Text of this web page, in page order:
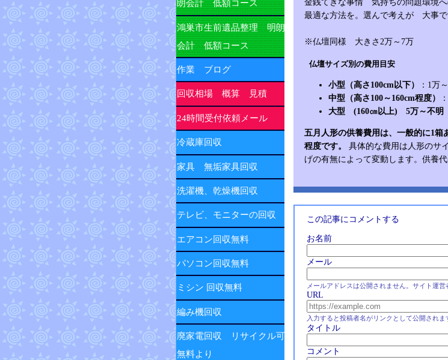
金銭てきな事情 気持ちの問題環境
最適な方法を。選んで考えが 大事で
※仏壇同様 大きさ2万～7万
仏壇サイズ別の費用目安
小型（高さ100cm以下）
：1万
中型（高さ100～160cm程度）
大型 (160㎝以上) 5万～不明
五月人形の供養費用は、一般的に1箱
程度です。
具体的な費用は人形のサ
げの有無によって変動します。供養
この記事にコメントする
お名前
メール
メールアドレスは公開されません。サイト運
URL
入力すると投稿者名がリンクとして公開されま
タイトル
コメント
朗会計 低額コース
鴻巣市生前遺品整理 明朗
会計 低額コース
作業 ブログ
回収相場 概算 見積
24時間受付依頼メール
冷蔵庫回収
家具 無垢家具回収
洗濯機、乾燥機回収
テレビ、モニターの回収
エアコン回収無料
パソコン回収無料
ミシン 回収無料
編み機回収
廃家電回収 リサイクル可
無料より